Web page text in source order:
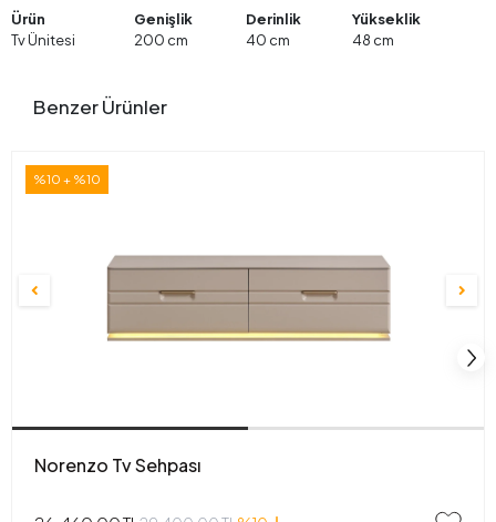
Ürün Genişlik Derinlik
Yükseklik
Tv Ünitesi
200 cm 40 cm 48 cm
Benzer Ürünler
%10 + %10
Norenzo Tv Sehpası